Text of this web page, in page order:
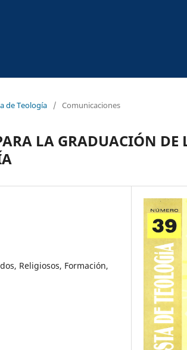
de Teología / Comunicaciones
LA GRADUACIÓN DE
Religiosos, Formación,